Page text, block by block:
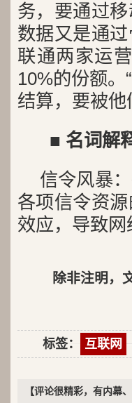
务，要通过
数据又是通
联通两家运
10%的份额
结算，要被他
■ 名词解
信令风暴
各项信令资
效应，导致网
除非注明，
标签： 互联网
【评论很精彩，有内幕